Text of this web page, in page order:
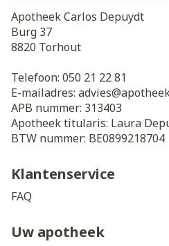
Apotheek Carlos Depuydt
Burg 37
8820 Torhout
Telefoon: 050 21 22 81
E-mailadres: advies@
APB nummer: 313403
Apotheek titularis: Laura
BTW nummer: BE0899218704
Klantenservice
FAQ
Uw apotheek